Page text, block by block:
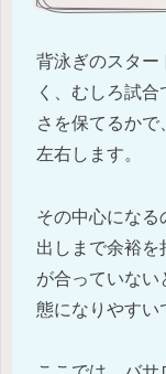
背泳ぎのスター
く、むしろ試
さを保てるかで
左右します。
その中心になる
出しまで余裕を
が合っていない
態になりやすい